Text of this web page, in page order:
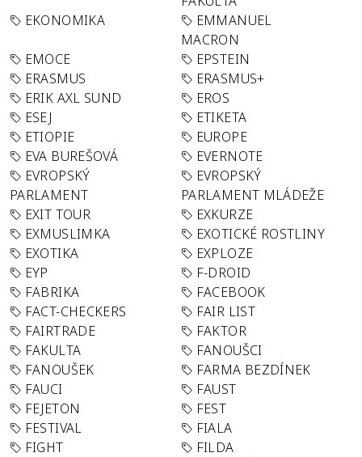
EKONOMIKA
EMMANUEL
MACRON
EMOCE
EPSTEIN
ERASMUS
ERASMUS+
ERIK AXL SUND
EROS
ESEJ
ETIKETA
ETIOPIE
EUROPE
EVA BUREŠOVÁ
EVERNOTE
EVROPSKÝ
PARLAMENT
EVROPSKÝ
PARLAMENT MLÁDEŽE
EXIT TOUR
EXKURZE
EXMUSLIMKA
EXOTICKÉ ROSTLINY
EXOTIKA
EXPLOZE
EYP
F-DROID
FABRIKA
FACEBOOK
FACT-CHECKERS
FAIR LIST
FAIRTRADE
FAKTOR
FAKULTA
FANOUŠCI
FANOUŠEK
FARMA BEZDÍNEK
FAUCI
FAUST
FEJETON
FEST
FESTIVAL
FIALA
FIGHT
FILDA